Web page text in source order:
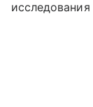
исследования